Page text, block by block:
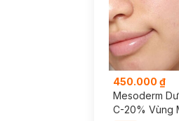
450.000 ₫
Mesoderm Dưỡng Sáng Vitamin
C-20% Vùng